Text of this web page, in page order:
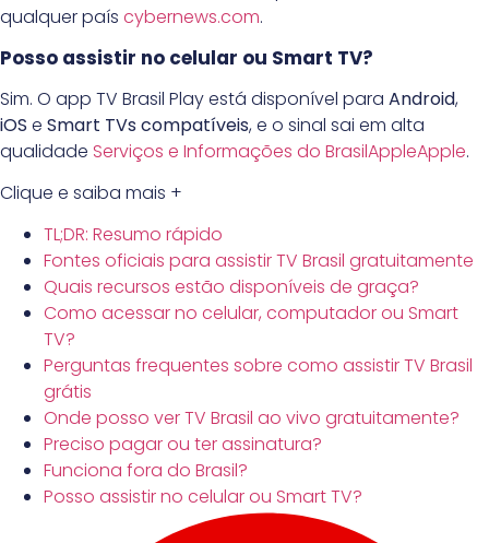
qualquer país cybernews.com.
Posso assistir no celular ou Smart TV?
Sim. O app TV Brasil Play está disponível para Android,
iOS e Smart TVs compatíveis, e o sinal sai em alta
qualidade Serviços e Informações do BrasilAppleApple.
Clique e saiba mais +
TL;DR: Resumo rápido
Fontes oficiais para assistir TV Brasil gratuitamente
Quais recursos estão disponíveis de graça?
Como acessar no celular, computador ou Smart
TV?
Perguntas frequentes sobre como assistir TV Brasil
grátis
Onde posso ver TV Brasil ao vivo gratuitamente?
Preciso pagar ou ter assinatura?
Funciona fora do Brasil?
Posso assistir no celular ou Smart TV?